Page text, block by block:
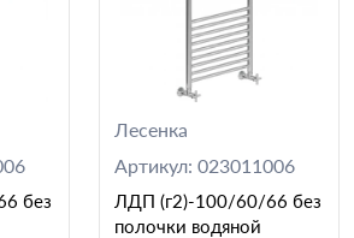
без
Лесенка
Артикул: 023011006
ЛДП (г2)-100/60/66 без
полочки водяной